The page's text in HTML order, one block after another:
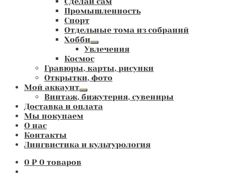
Промышленность
Спорт
Отдельные тома из собраний
Хобби
Развернутое
вложенное
меню
Увлечения
Космос
Гравюры, карты, рисунки
Открытки, фото
Мой аккаунт
Развернутое
вложенное
меню
Винтаж, бижутерия, сувениры
Доставка и оплата
Мы покупаем
О нас
Контакты
Лингвистика и культурология
0 ₽ 0 товаров